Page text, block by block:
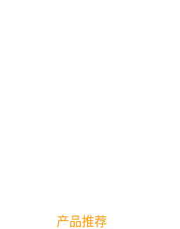
产品推荐